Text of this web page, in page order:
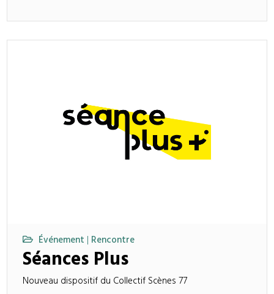
Événement | Rencontre
Séances Plus
Nouveau dispositif du Collectif Scènes 77